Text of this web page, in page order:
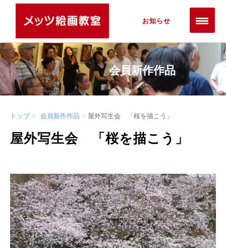
お知らせ
会員新作作品
トップ 会員新作作品 屋外写生会 「桜を描こう」
屋外写生会 「桜を描こう」